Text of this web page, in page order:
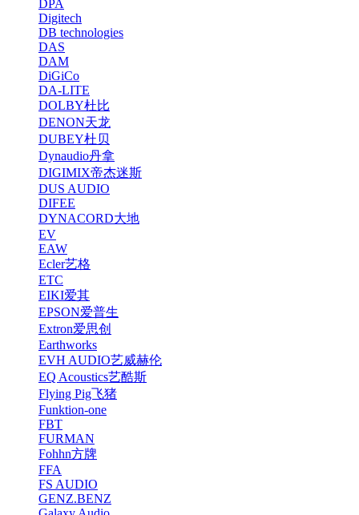
DPA
Digitech
DB technologies
DAS
DAM
DiGiCo
DA-LITE
DOLBY杜比
DENON天龙
DUBEY杜贝
Dynaudio丹拿
DIGIMIX帝杰迷斯
DUS AUDIO
DIFEE
DYNACORD大地
EV
EAW
Ecler艺格
ETC
EIKI爱其
EPSON爱普生
Extron爱思创
Earthworks
EVH AUDIO艺威赫伦
EQ Acoustics艺酷斯
Flying Pig飞猪
Funktion-one
FBT
FURMAN
Fohhn方牌
FFA
FS AUDIO
GENZ.BENZ